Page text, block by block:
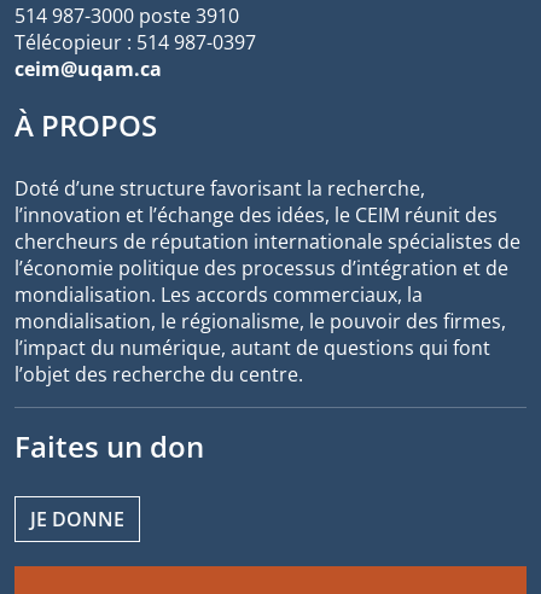
514 987-3000 poste 3910
Télécopieur : 514 987-0397
ceim@uqam.ca
À PROPOS
Doté d’une structure favorisant la recherche,
l’innovation et l’échange des idées, le CEIM réunit des
chercheurs de réputation internationale spécialistes de
l’économie politique des processus d’intégration et de
mondialisation. Les accords commerciaux, la
mondialisation, le régionalisme, le pouvoir des firmes,
l’impact du numérique, autant de questions qui font
l’objet des recherche du centre.
Faites un don
JE DONNE